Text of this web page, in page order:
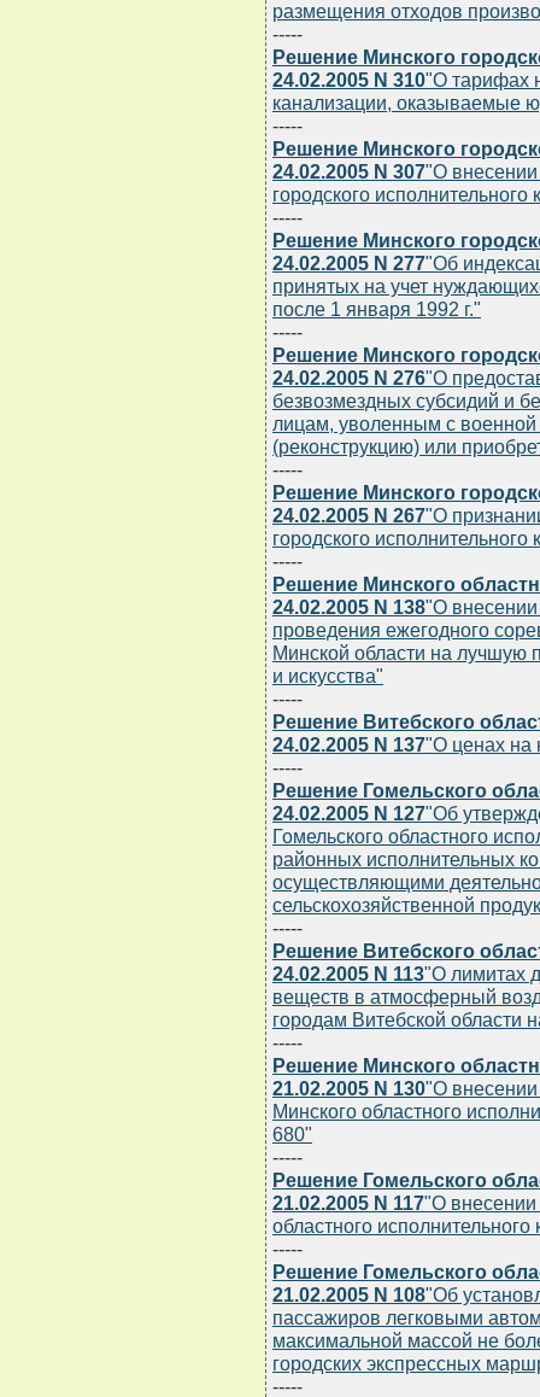
размещения отходов
-----
Решение Минского
24.02.2005 N 310"О тарифах
канализации, оказываемые
-----
Решение Минского
24.02.2005 N 307"О
городского
-----
Решение Минского
24.02.2005 N 277"Об
принятых на учет
после 1 января 1992 г."
-----
Решение Минского
24.02.2005 N 276"О
безвозмездных субсидий и
лицам, уволенным с военной
(реконструкцию) или
-----
Решение Минского
24.02.2005 N 267"О
городского
-----
Решение Минского
24.02.2005 N 138"О
проведения ежегодного
Минской области на лучшую
и искусства"
-----
Решение Витебского
24.02.2005 N 137"О ценах на
-----
Решение Гомельского
24.02.2005 N 127"Об
Гомельского областного
районных исполнительных
осуществляющими
сельскохозяйственной
-----
Решение Витебского
24.02.2005 N 113"О лимитах
веществ в атмосферный
городам Витебской области
-----
Решение Минского
21.02.2005 N 130"О
Минского областного
680"
-----
Решение Гомельского
21.02.2005 N 117"О внесении
областного исполнительного
-----
Решение Гомельского
21.02.2005 N 108"Об
пассажиров легковыми
максимальной массой не
городских экспрессных
-----